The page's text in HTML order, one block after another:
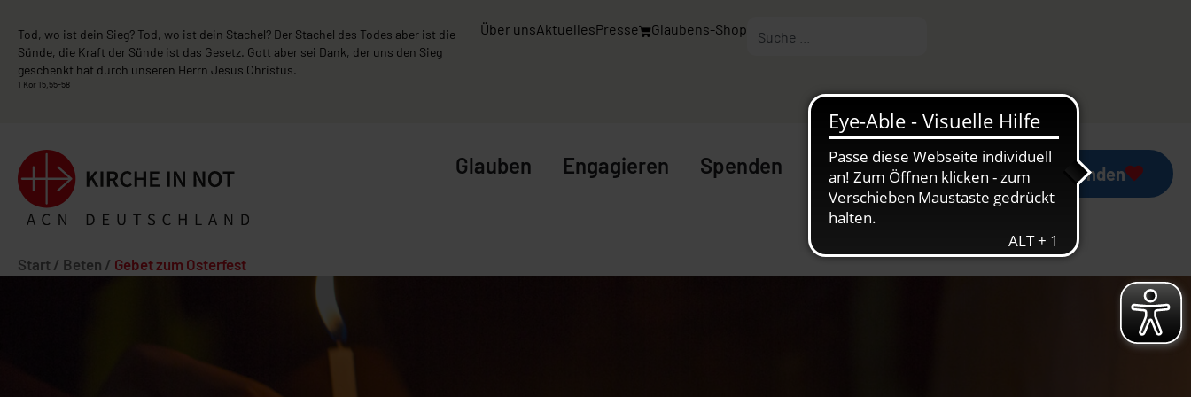
Tod, wo ist dein Sieg? Tod, wo ist dein Stachel? Der Stachel des Todes aber ist die
Sünde, die Kraft der Sünde ist das Gesetz. Gott aber sei Dank, der uns den Sieg
geschenkt hat durch unseren Herrn Jesus Christus.
1 Kor 15,55-58
Über unsAktuellesPresse Glaubens-Shop
Glauben Engagieren Spenden Mess-Stipendium Jetzt spenden
Start / Beten / Gebet zum Osterfest